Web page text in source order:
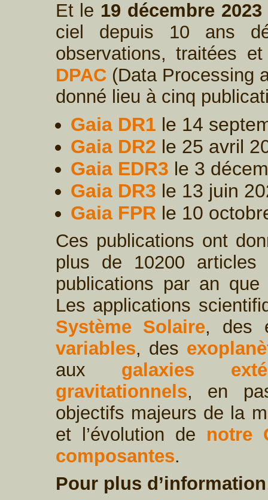
Et le 19 décembre 2023
ciel depuis 10 ans
observations, traitées
DPAC(Data Processing
donné lieu à cinq
Gaia DR1 le 14
Gaia DR2 le 25 avril
Gaia EDR3 le 3
Gaia DR3 le 13 juin
Gaia FPR le 10
Ces publications ont
plus de 10200
publications par an
Les applications
Système Solaire, des
variables, des
aux galaxies
gravitationnels, en
objectifs majeurs de la
et l’évolution de notre
composantes.
Pour plus d’information